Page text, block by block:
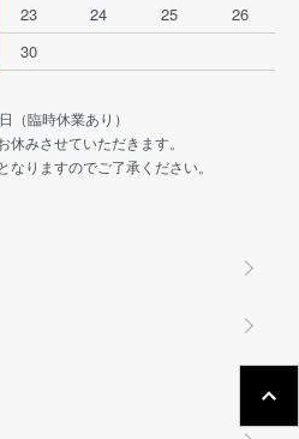
23 24 25
26
30
（臨時休業あり）
みさせていただきます。
りますのでご了承ください。